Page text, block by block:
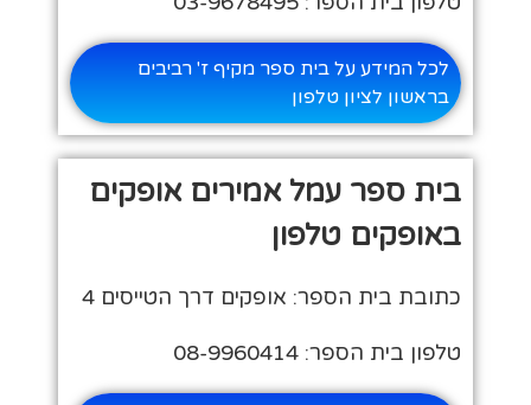
לכל המידע על בית ספר מקיף ז' רביבים
בראשון לציון טלפון
בית ספר עמל אמירים אופקים
באופקים טלפון
כתובת בית הספר: אופקים דרך הטייסים 4
טלפון בית הספר: 08-9960414